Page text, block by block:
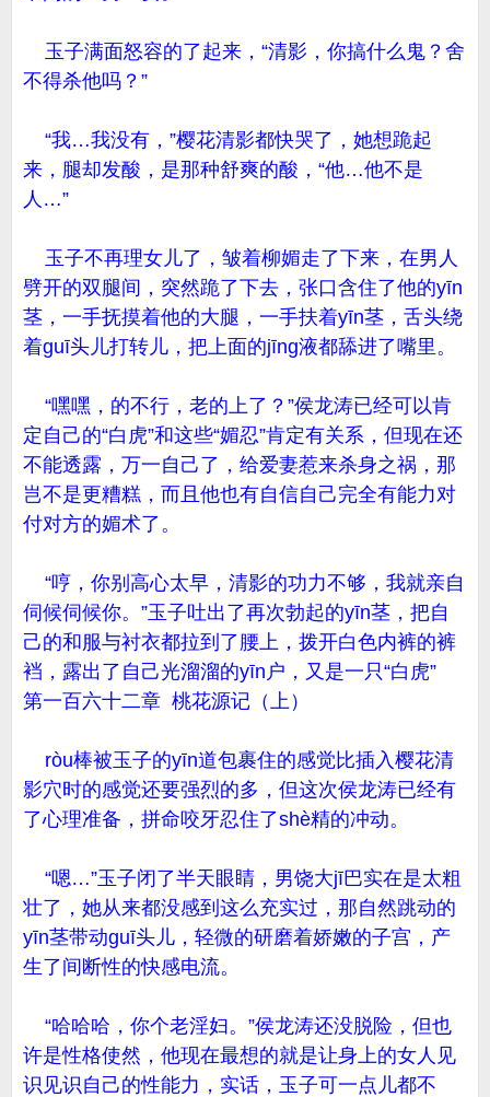
玉子满面怒容的了起来，“清影，你搞什么鬼？舍
不得杀他吗？”
“我…我没有，”樱花清影都快哭了，她想跪起
来，腿却发酸，是那种舒爽的酸，“他…他不是
人…”
玉子不再理女儿了，皱着柳媚走了下来，在男人
劈开的双腿间，突然跪了下去，张口含住了他的yīn
茎，一手抚摸着他的大腿，一手扶着yīn茎，舌头绕
着guī头儿打转儿，把上面的jīng液都舔进了嘴里。
“嘿嘿，的不行，老的上了？”侯龙涛已经可以肯
定自己的“白虎”和这些“媚忍”肯定有关系，但现在还
不能透露，万一自己了，给爱妻惹来杀身之祸，那
岂不是更糟糕，而且他也有自信自己完全有能力对
付对方的媚术了。
“哼，你别高心太早，清影的功力不够，我就亲自
伺候伺候你。”玉子吐出了再次勃起的yīn茎，把自
己的和服与衬衣都拉到了腰上，拨开白色内裤的裤
裆，露出了自己光溜溜的yīn户，又是一只“白虎”
第一百六十二章 桃花源记（上）
ròu棒被玉子的yīn道包裹住的感觉比插入樱花清
影穴时的感觉还要强烈的多，但这次侯龙涛已经有
了心理准备，拼命咬牙忍住了shè精的冲动。
“嗯…”玉子闭了半天眼睛，男饶大jī巴实在是太粗
壮了，她从来都没感到这么充实过，那自然跳动的
yīn茎带动guī头儿，轻微的研磨着娇嫩的子宫，产
生了间断性的快感电流。
“哈哈哈，你个老淫妇。”侯龙涛还没脱险，但也
许是性格使然，他现在最想的就是让身上的女人见
识见识自己的性能力，实话，玉子可一点儿都不